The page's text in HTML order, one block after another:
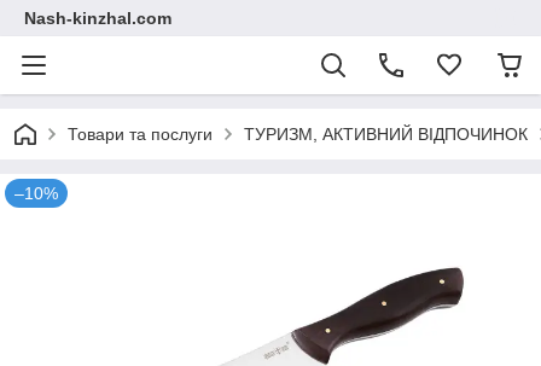
Nash-kinzhal.com
Товари та послуги ТУРИЗМ, АКТИВНИЙ ВІДПОЧИНОК
–10%